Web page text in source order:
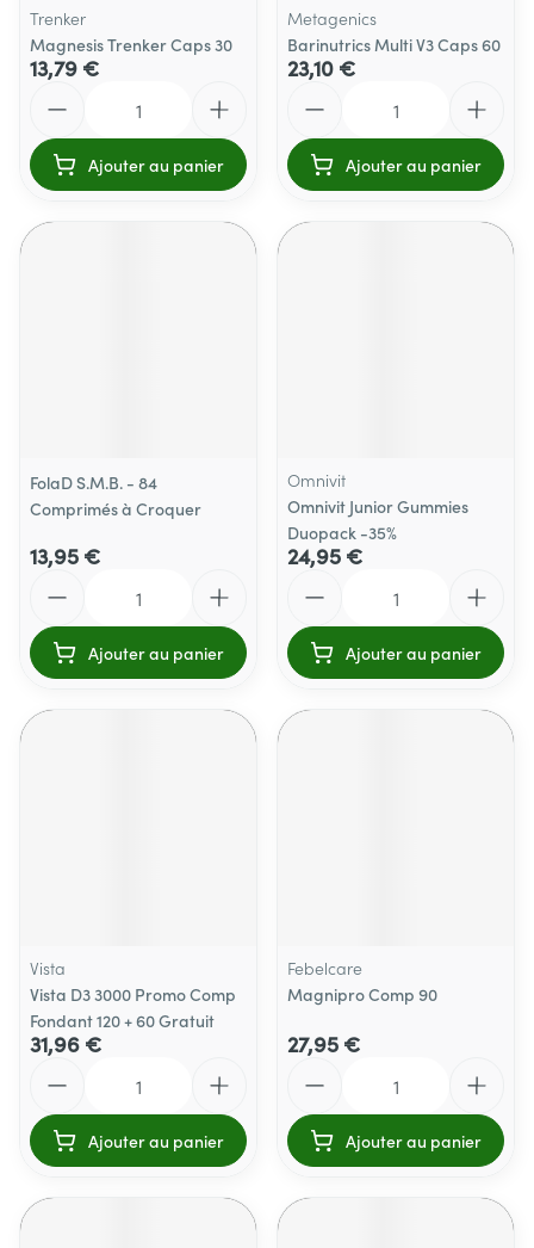
Trenker
Magnesis Trenker Caps 30
13,79 €
Ajouter au panier
Metagenics
Barinutrics Multi V3 Caps 60
23,10 €
Ajouter au panier
FolaD S.M.B. - 84
Comprimés à Croquer
13,95 €
Ajouter au panier
Omnivit
Omnivit Junior Gummies
Duopack -35%
24,95 €
Ajouter au panier
Vista
Vista D3 3000 Promo Comp
Fondant 120 + 60 Gratuit
31,96 €
Ajouter au panier
Febelcare
Magnipro Comp 90
27,95 €
Ajouter au panier